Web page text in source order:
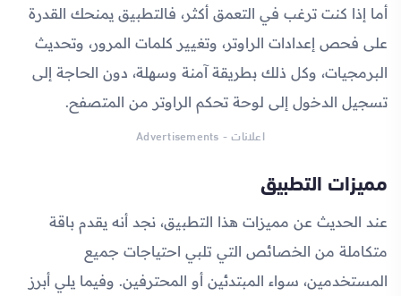
أما إذا كنت ترغب في التعمق أكثر، فالتطبيق يمنحك القدرة
على فحص إعدادات الراوتر، وتغيير كلمات المرور، وتحديث
البرمجيات، وكل ذلك بطريقة آمنة وسهلة، دون الحاجة إلى
تسجيل الدخول إلى لوحة تحكم الراوتر من المتصفح.
اعلانات - Advertisements
مميزات التطبيق
عند الحديث عن مميزات هذا التطبيق، نجد أنه يقدم باقة
متكاملة من الخصائص التي تلبي احتياجات جميع
المستخدمين، سواء المبتدئين أو المحترفين. وفيما يلي أبرز